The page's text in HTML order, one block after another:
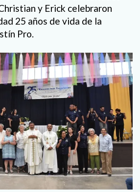
y Erick celebraron
25 años de vida de la
Pro.